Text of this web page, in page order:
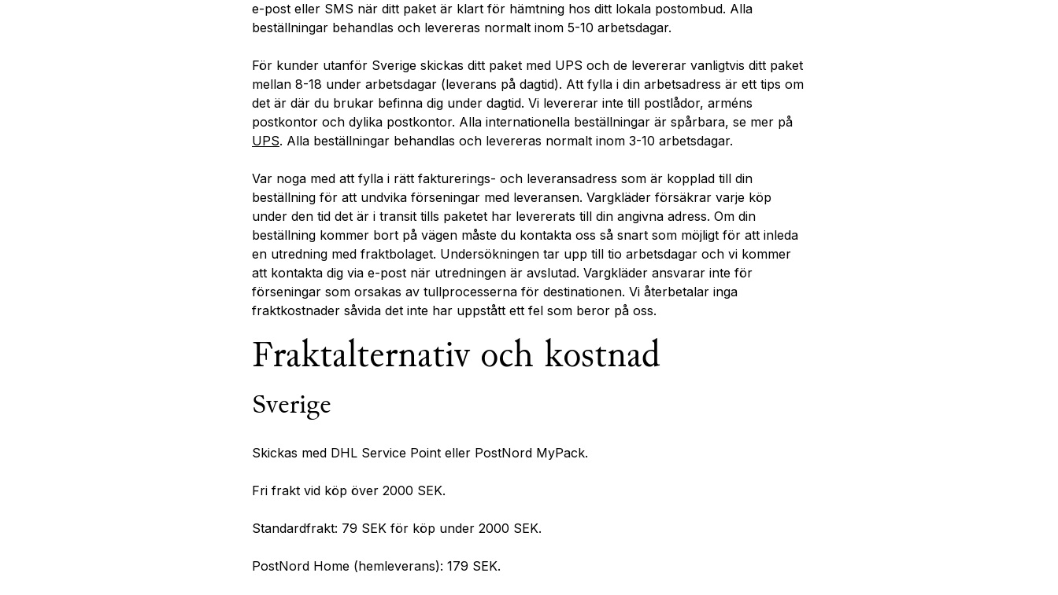
e-post eller SMS när ditt paket är klart för hämtning hos ditt lokala postombud. Alla
beställningar behandlas och levereras normalt inom 5-10 arbetsdagar.
För kunder utanför Sverige skickas ditt paket med UPS och de levererar vanligtvis ditt paket
mellan 8-18 under arbetsdagar (leverans på dagtid). Att fylla i din arbetsadress är ett tips om
det är där du brukar befinna dig under dagtid. Vi levererar inte till postlådor, arméns
postkontor och dylika postkontor. Alla internationella beställningar är spårbara, se mer på
UPS. Alla beställningar behandlas och levereras normalt inom 3-10 arbetsdagar.
Var noga med att fylla i rätt fakturerings- och leveransadress som är kopplad till din
beställning för att undvika förseningar med leveransen. Vargkläder försäkrar varje köp
under den tid det är i transit tills paketet har levererats till din angivna adress. Om din
beställning kommer bort på vägen måste du kontakta oss så snart som möjligt för att inleda
en utredning med fraktbolaget. Undersökningen tar upp till tio arbetsdagar och vi kommer
att kontakta dig via e-post när utredningen är avslutad. Vargkläder ansvarar inte för
förseningar som orsakas av tullprocesserna för destinationen. Vi återbetalar inga
fraktkostnader såvida det inte har uppstått ett fel som beror på oss.
Fraktalternativ och kostnad
Sverige
Skickas med DHL Service Point eller PostNord MyPack.
Fri frakt vid köp över 2000 SEK.
Standardfrakt: 79 SEK för köp under 2000 SEK.
PostNord Home (hemleverans): 179 SEK.